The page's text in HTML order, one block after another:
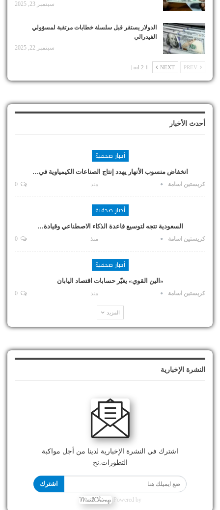
سبتمبر 23, 2025
الدولار يستقر قبل سلسلة خطابات مرتقبة لمسؤولي
الفيدرالي
سبتمبر 22, 2025
NEXT
1 od 2 |
أحدث الأخبار
أخبار صحفية
انخفاض منسوب الأنهار يهدد إنتاج الصناعات الكيمياوية في…
كريستين اسامة منذ
أخبار صحفية
السعودية تتجه لتوسيع قاعدة الذكاء الاصطناعي وقيادة…
كريستين اسامة منذ
أخبار صحفية
«الين القوي» يغيّر حسابات اقتصاد اليابان
كريستين اسامة منذ
المزيد
النشرة الإخبارية
اشترك في النشرة الإخبارية لدينا من أجل مواكبة
التطورات.نخ
اشترك
Powered by